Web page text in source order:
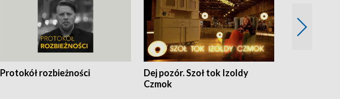
Protokół rozbieżności
Dej pozór. Szoł tok Izoldy
Czmok